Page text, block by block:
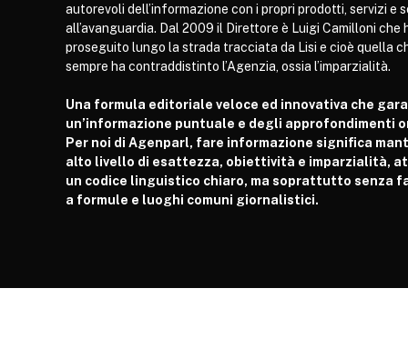
autorevoli dell’informazione con i propri prodotti, servizi e
all’avanguardia. Dal 2009 il Direttore è Luigi Camilloni che
proseguito lungo la strada tracciata da Lisi e cioè quella
sempre ha contraddistinto l’Agenzia, ossia l’imparzialità.
Una formula editoriale veloce ed innovativa che
un’informazione puntuale e degli approfondimenti
Per noi di Agenparl, fare informazione significa
alto livello di esattezza, obiettività e imparzialità,
un codice linguistico chiaro, ma soprattutto senza
a formule e luoghi comuni giornalistici.